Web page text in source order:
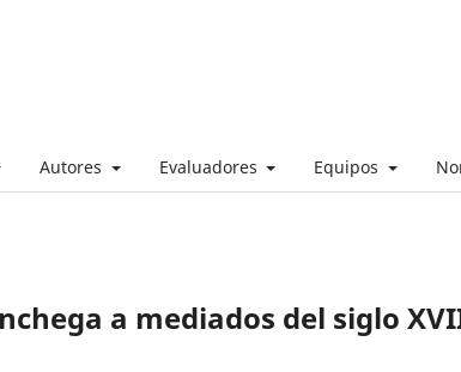
Autores Evaluadores Equipos
a mediados del siglo